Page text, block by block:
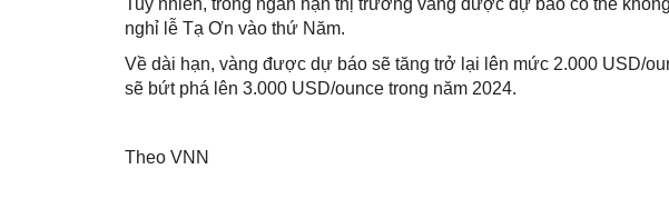
Tuy nhiên, trong ngắn hạn thị trường vàng được dự báo có thể
nghỉ lễ Tạ Ơn vào thứ Năm.
Về dài hạn, vàng được dự báo sẽ tăng trở lại lên mức 2.000 USD/
sẽ bứt phá lên 3.000 USD/ounce trong năm 2024.
Theo VNN